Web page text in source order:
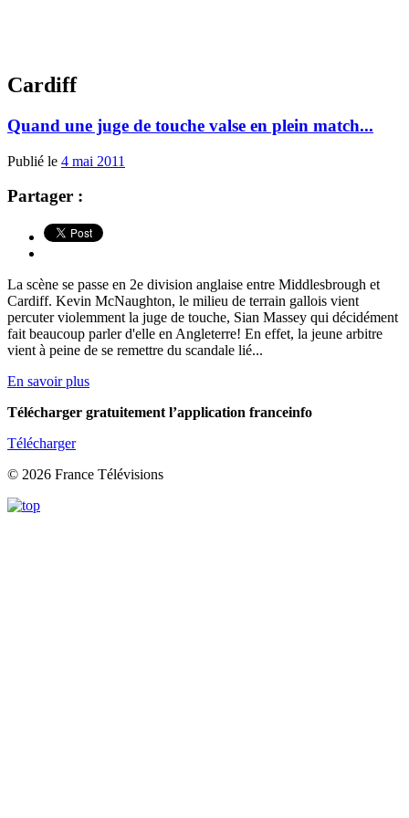
Cardiff
Quand une juge de touche valse en plein match...
Publié le 4 mai 2011
Partager :
La scène se passe en 2e division anglaise entre Middlesbrough et
Cardiff. Kevin McNaughton, le milieu de terrain gallois vient
percuter violemment la juge de touche, Sian Massey qui décidément
fait beaucoup parler d'elle en Angleterre! En effet, la jeune arbitre
vient à peine de se remettre du scandale lié...
En savoir plus
Télécharger gratuitement l’application franceinfo
Télécharger
© 2026 France Télévisions